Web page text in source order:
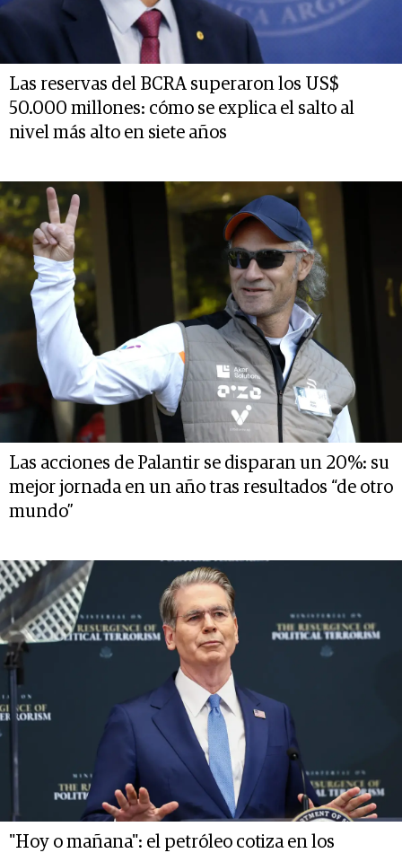
Las reservas del BCRA superaron los US$
50.000 millones: cómo se explica el salto al
nivel más alto en siete años
Las acciones de Palantir se disparan un 20%: su
mejor jornada en un año tras resultados “de otro
mundo”
"Hoy o mañana": el petróleo cotiza en los